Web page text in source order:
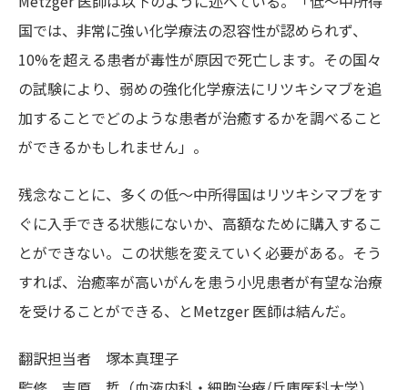
国では、非常に強い化学療法の忍容性が認められず、
10%を超える患者が毒性が原因で死亡します。その国々
の試験により、弱めの強化化学療法にリツキシマブを追
加することでどのような患者が治癒するかを調べること
ができるかもしれません」。
残念なことに、多くの低～中所得国はリツキシマブをす
ぐに入手できる状態にないか、高額なために購入するこ
とができない。 この状態を変えていく必要がある。そう
すれば、治癒率が高いがんを患う小児患者が有望な治療
を受けることができる、 とMetzger 医師は結んだ。
翻訳担当者 塚本真理子